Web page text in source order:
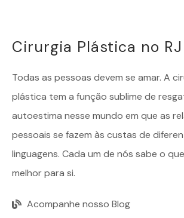
Cirurgia Plástica no RJ
Todas as pessoas devem se amar. A
plástica tem a função sublime de
autoestima nesse mundo em que as
pessoais se fazem às custas de
linguagens. Cada um de nós sabe o
melhor para si.
Acompanhe nosso Blog